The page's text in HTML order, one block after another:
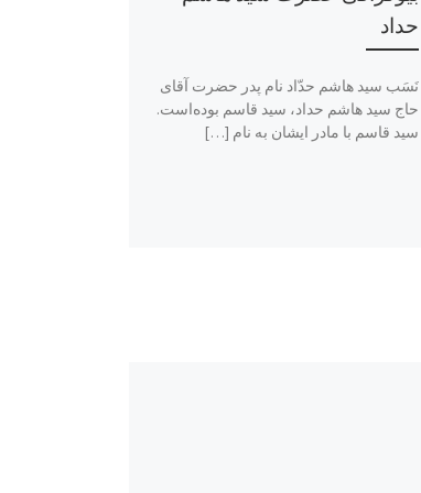
حداد
نَسَب سید هاشم حدّاد نام پدر حضرت آقاى
حاج سید هاشم حداد، سید قاسم بوده‌است.
سید قاسم با مادر ایشان به نام […]